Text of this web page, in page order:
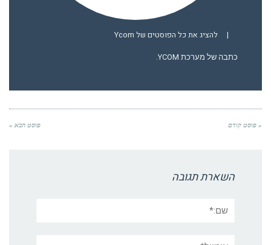
| להציג את כל הפוסטים של Ycom
כתבה של מערכת YCOM.
« פוסט קודם פוסט הבא »
השארת תגובה